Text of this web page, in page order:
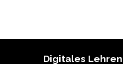
Digitales